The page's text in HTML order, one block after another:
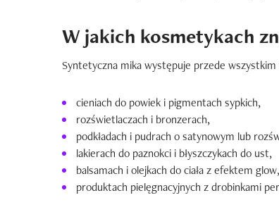
W jakich kosmetykach
Syntetyczna mika występuje przede
cieniach do powiek i pigmentach sypkich,
rozświetlaczach i bronzerach,
podkładach i pudrach o satynowym lub
lakierach do paznokci i błyszczykach do ust,
balsamach i olejkach do ciała z efektem glow,
produktach pielęgnacyjnych z drobinkami